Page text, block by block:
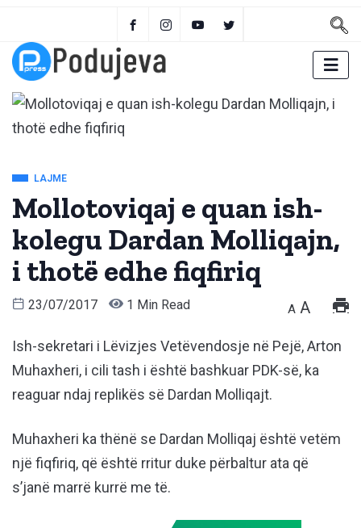
LAJME
Mollotoviqaj e quan ish-
kolegu Dardan Molliqajn,
i thotë edhe fiqfiriq
23/07/2017 1 Min Read A A
Ish-sekretari i Lëvizjes Vetëvendosje në Pejë, Arton
Muhaxheri, i cili tash i është bashkuar PDK-së, ka
reaguar ndaj replikës së Dardan Molliqajt.
Muhaxheri ka thënë se Dardan Molliqaj është vetëm
një fiqfiriq, që është rritur duke përbaltur ata që
s’janë marrë kurrë me të.